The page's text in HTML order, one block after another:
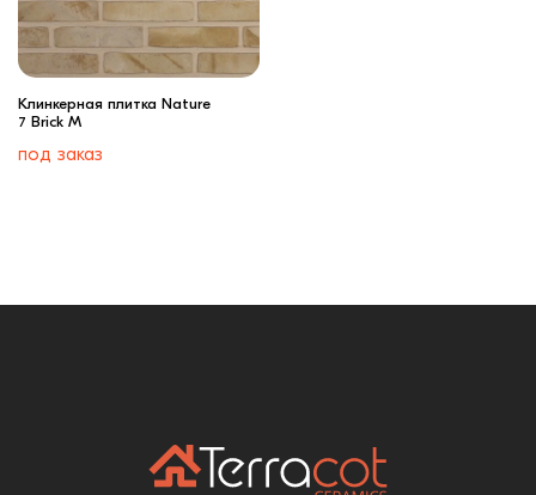
Клинкерная плитка Nature
7 Brick M
под заказ